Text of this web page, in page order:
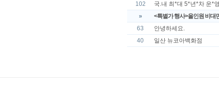
102
국.내 최*대 5*년*차 운*
»
<특별가 행사>올인원 비대
63
안녕하세요.
40
일산 뉴코아백화점